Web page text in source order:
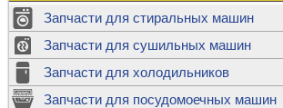
Запчасти для стиральных машин
Запчасти для сушильных машин
Запчасти для холодильников
Запчасти для посудомоечных машин